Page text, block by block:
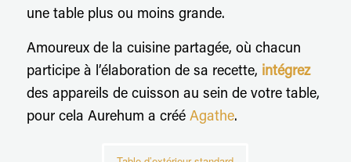
une table plus ou moins grande.
Amoureux de la cuisine partagée, où chacun
participe à l’élaboration de sa recette, intégrez
des appareils de cuisson au sein de votre table,
pour cela Aurehum a créé Agathe.